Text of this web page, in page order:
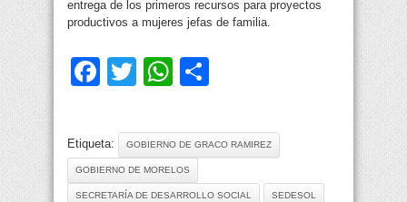
entrega de los primeros recursos para proyectos
productivos a mujeres jefas de familia.
Facebook
TwitterWhatsApp
Etiqueta: GOBIERNO DE GRACO RAMIREZ
GOBIERNO DE MORELOS
SECRETARÍA DE DESARROLLO SOCIAL SEDESOL